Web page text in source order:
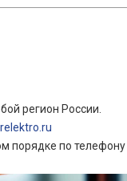
регион России.
порядке по телефону